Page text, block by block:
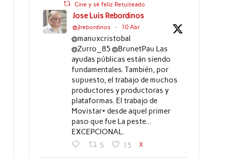
Cine y sé feliz Retuiteado
Jose Luis Rebordinos
@jlrebordinos · 10 Abr
@manuxcristobal
@Zurro_85 @BrunetPau Las
ayudas públicas están siendo
fundamentales. También, por
supuesto, el trabajo de muchos
productores y productoras y
plataformas. El trabajo de
Movistar+ desde aquel primer
paso que fue La peste...
EXCEPCIONAL.
5 15 X